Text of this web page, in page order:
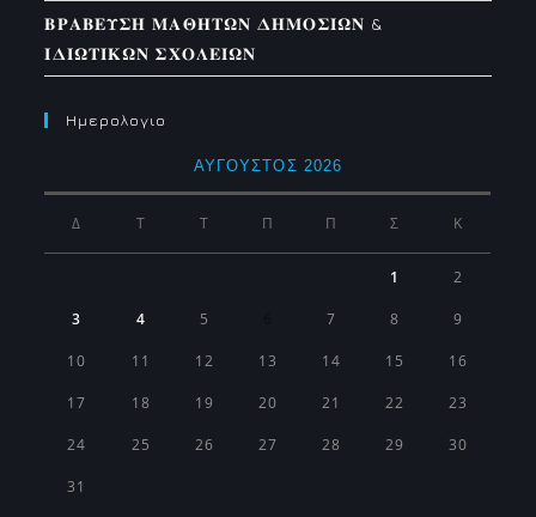
𝚩𝚸𝚨𝚩𝚬𝚼𝚺𝚮 𝚳𝚨𝚯𝚮𝚻𝛀𝚴 𝚫𝚮𝚳𝚶𝚺𝚰𝛀𝚴 &
𝚰𝚫𝚰𝛀𝚻𝚰𝚱𝛀𝚴 𝚺𝚾𝚶𝚲𝚬𝚰𝛀𝚴
Ημερολογιο
ΑΎΓΟΥΣΤΟΣ 2026
Δ Τ Τ Π Π Σ Κ
1 2
3 4 5 7 8 9
10 11 12 13 14 15 16
17 18 19 20 21 22 23
24 25 26 27 28 29 30
31